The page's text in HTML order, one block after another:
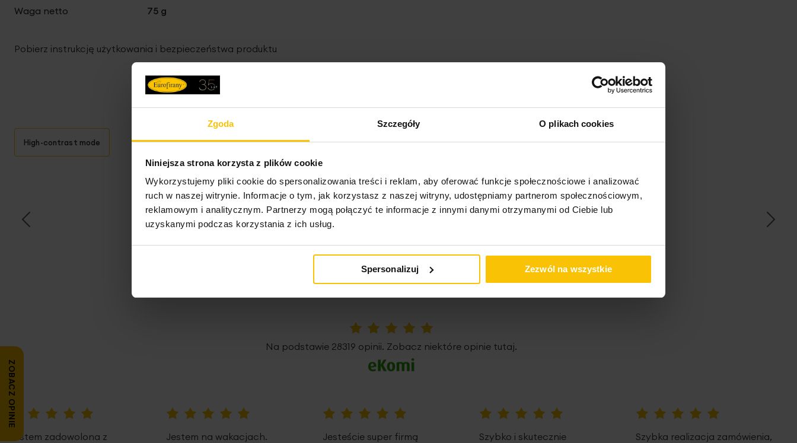
Zgoda Szczegóły O plikach cookies
Niniejsza strona korzysta z plików cookie
Wykorzystujemy pliki cookie do spersonalizowania treści i reklam, aby oferować funkcje społecznościowe i analizować
ruch w naszej witrynie. Informacje o tym, jak korzystasz z naszej witryny, udostępniamy partnerom społecznościowym,
reklamowym i analitycznym. Partnerzy mogą połączyć te informacje z innymi danymi otrzymanymi od Ciebie lub
uzyskanymi podczas korzystania z ich usług.
Spersonalizuj Zezwól na wszystkie
Waga netto 75 g
Pobierz instrukcję użytkowania i bezpieczeństwa produktu
High-contrast mode
To może Cię zainteresować
Opinie potwierdzone zakupem
5%
Na podstawie 28319 opinii. Zobacz niektóre opinie tutaj.
100%
Jestem zadowolona z
Jestem na wakacjach.
Jesteście super firmą
Szybko i skutecznie
Szybka realizacja zamówienia,
ZOBACZ OPINIE